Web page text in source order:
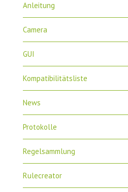
Anleitung
Camera
GUI
Kompatibilitätsliste
News
Protokolle
Regelsammlung
Rulecreator